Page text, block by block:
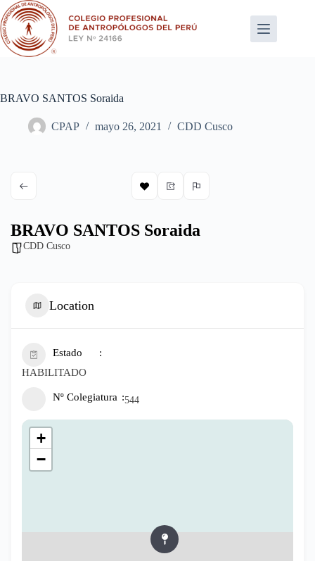
Saltar
al
contenido
BRAVO SANTOS Soraida
CPAP mayo 26, 2021 CDD Cusco
BRAVO SANTOS Soraida
CDD Cusco
Location
Estado
HABILITADO
Nº Colegiatura 544
+
−